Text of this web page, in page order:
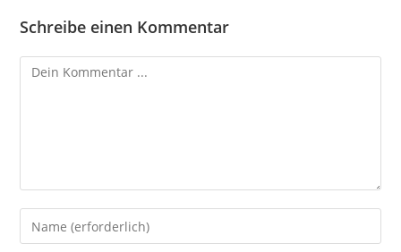
Schreibe einen Kommentar
Kommentieren
Gib
deinen